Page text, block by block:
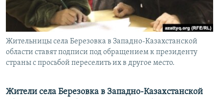
Жительницы села Березовка в Западно-Казахстанской
области ставят подписи под обращением к президенту
страны с просьбой переселить их в другое место.
Жители села Березовка в Западно-Казахстанской